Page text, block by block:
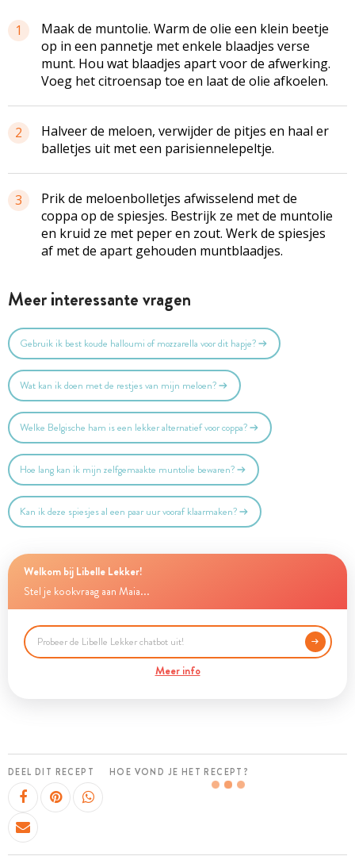
1
Maak de muntolie. Warm de olie een klein beetje
op in een pannetje met enkele blaadjes verse
munt. Hou wat blaadjes apart voor de afwerking.
Voeg het citroensap toe en laat de olie afkoelen.
2
Halveer de meloen, verwijder de pitjes en haal er
balletjes uit met een parisienne­lepeltje.
3
Prik de meloenbolletjes afwisselend met de
coppa op de spiesjes. Bestrijk ze met de muntolie
en kruid ze met peper en zout. Werk de spiesjes
af met de apart ­gehouden muntblaadjes.
Meer interessante vragen
Gebruik ik best koude halloumi of mozzarella voor dit hapje?
Wat kan ik doen met de restjes van mijn meloen?
Welke Belgische ham is een lekker alternatief voor coppa?
Hoe lang kan ik mijn zelfgemaakte muntolie bewaren?
Kan ik deze spiesjes al een paar uur vooraf klaarmaken?
Welkom bij Libelle Lekker!
Stel je kookvraag aan Maia...
Meer info
DEEL DIT RECEPT HOE VOND JE HET RECEPT?